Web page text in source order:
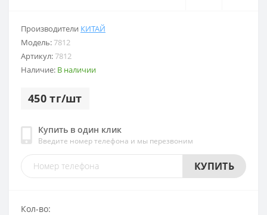
Производители КИТАЙ
Модель:7812
Артикул:7812
Наличие: В наличии
450 тг/шт
Купить в один клик
Введите номер телефона и мы перезвоним
КУПИТЬ
Кол-во: